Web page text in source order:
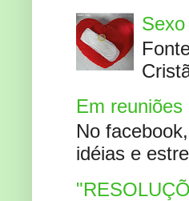
Em
No
idéias e